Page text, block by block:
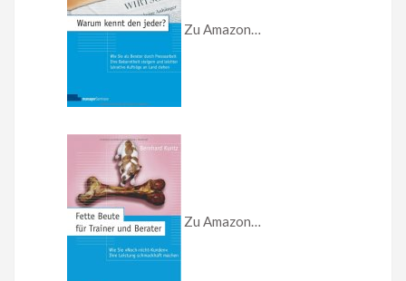
Zu Amazon…
Zu Amazon…